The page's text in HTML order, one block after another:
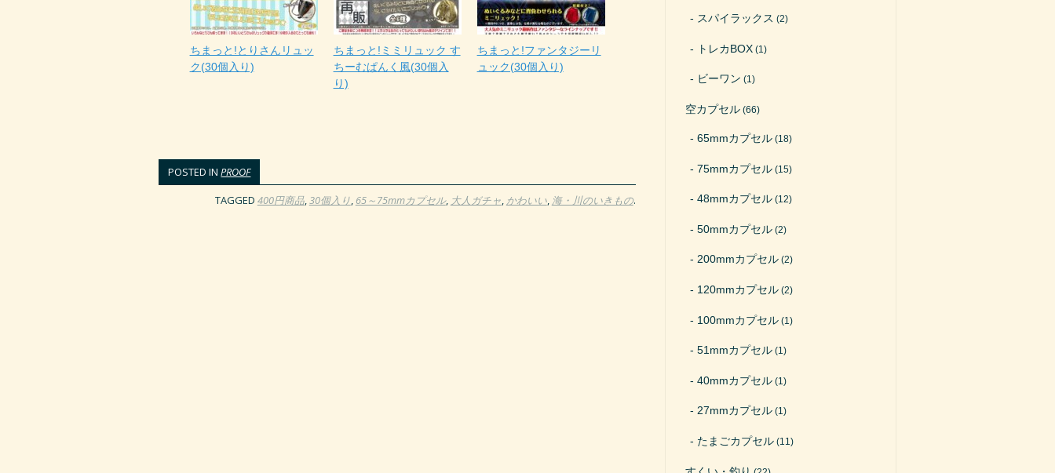
ちまっと!とりさんリュッ
ク(30個入り)
ちまっと!ミミリュック す
ちーむぱんく風(30個入
り)
ちまっと!ファンタジーリ
ュック(30個入り)
POSTED INPROOF
TAGGED 400円商品,30個入り, 65～75mmカプセル, 大人ガチャ, かわいい, 海・川のいきもの.
スパイラックス (2)
トレカBOX (1)
ビーワン (1)
空カプセル (66)
65mmカプセル (18)
75mmカプセル (15)
48mmカプセル (12)
50mmカプセル (2)
200mmカプセル (2)
120mmカプセル (2)
100mmカプセル (1)
51mmカプセル (1)
40mmカプセル (1)
27mmカプセル (1)
たまごカプセル (11)